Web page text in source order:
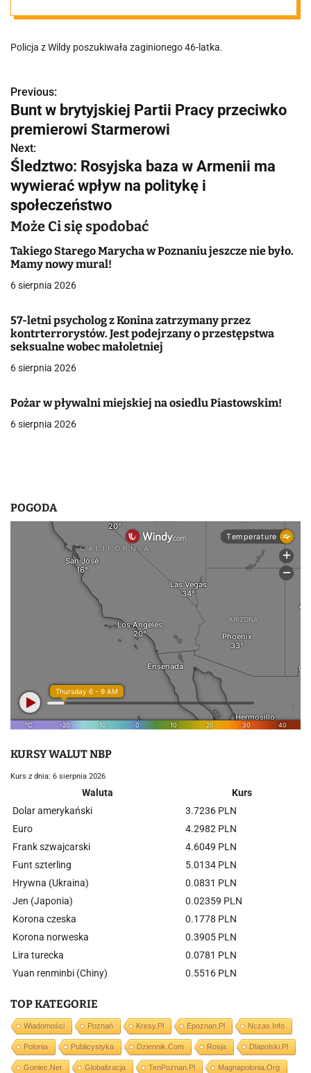
mężczyzny
Policja z Wildy poszukiwała zaginionego 46-latka.
N
a
w
i
g
a
c
j
w
p
s
Previous:
Bunt w brytyjskiej Partii Pracy przeciwko
premierowi Starmerowi
Next:
Śledztwo: Rosyjska baza w Armenii ma
wywierać wpływ na politykę i
społeczeństwo
Może Ci się spodobać
Takiego Starego Marycha w Poznaniu jeszcze nie było.
Mamy nowy mural!
6 sierpnia 2026
57-letni psycholog z Konina zatrzymany przez
kontrterrorystów. Jest podejrzany o przestępstwa
seksualne wobec małoletniej
6 sierpnia 2026
Pożar w pływalni miejskiej na osiedlu Piastowskim!
6 sierpnia 2026
POGODA
KURSY WALUT NBP
Kurs z dnia: 6 sierpnia 2026
Waluta
Kurs
Dolar amerykański
3.7236 PLN
Euro
4.2982 PLN
Frank szwajcarski
4.6049 PLN
Funt szterling
5.0134 PLN
Hrywna (Ukraina)
0.0831 PLN
Jen (Japonia)
0.02359 PLN
Korona czeska
0.1778 PLN
Korona norweska
0.3905 PLN
Lira turecka
0.0781 PLN
Yuan renminbi (Chiny)
0.5516 PLN
TOP KATEGORIE
Wiadomości Poznań Kresy.pl Epoznan.pl Nczas.info
Polonia Publicystyka Dziennik.com Rosja Dlapolski.pl
Goniec.net Globalizacja TenPoznan.pl Magnapolonia.org